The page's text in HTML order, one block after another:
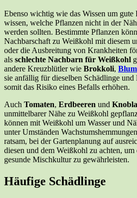
Ebenso wichtig wie das Wissen um gute
wissen, welche Pflanzen nicht in der
werden sollten. Bestimmte Pflanzen
Nachbarschaft zu Weißkohl mit diesem
oder die Ausbreitung von Krankheiten
als schlechte Nachbarn für Weißkohl
andere Kreuzblütler wie Brokkoli,
sie anfällig für dieselben Schädlinge
somit das Risiko eines Befalls erhöhen.
Auch Tomaten, Erdbeeren und
unmittelbarer Nähe zu Weißkohl
können mit Weißkohl um Wasser und
unter Umständen
ratsam, bei der Gartenplanung auf
diesen und dem Weißkohl zu achten, um
gesunde Mischkultur zu gewährleisten.
Häufige Schädlinge